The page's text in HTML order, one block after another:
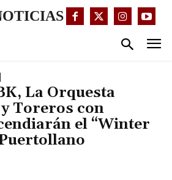
La Orquesta
Toreros con
el “Winter